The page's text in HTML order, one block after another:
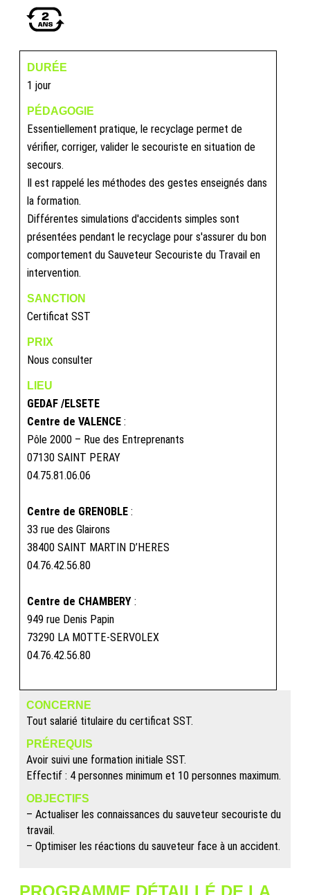
DURÉE
1 jour
PÉDAGOGIE
Essentiellement pratique, le recyclage permet de
vérifier, corriger, valider le secouriste en situation de
secours.
Il est rappelé les méthodes des gestes enseignés dans
la formation.
Différentes simulations d'accidents simples sont
présentées pendant le recyclage pour s'assurer du bon
comportement du Sauveteur Secouriste du Travail en
intervention.
SANCTION
Certificat SST
PRIX
Nous consulter
LIEU
GEDAF /ELSETE
Centre de VALENCE :
Pôle 2000 – Rue des Entreprenants
07130 SAINT PERAY
04.75.81.06.06
Centre de GRENOBLE :
33 rue des Glairons
38400 SAINT MARTIN D’HERES
04.76.42.56.80
Centre de CHAMBERY :
949 rue Denis Papin
73290 LA MOTTE-SERVOLEX
04.76.42.56.80
CONCERNE
Tout salarié titulaire du certificat SST.
PRÉREQUIS
Avoir suivi une formation initiale SST.
Effectif : 4 personnes minimum et 10 personnes maximum.
OBJECTIFS
– Actualiser les connaissances du sauveteur secouriste du
travail.
– Optimiser les réactions du sauveteur face à un accident.
PROGRAMME DÉTAILLÉ DE LA